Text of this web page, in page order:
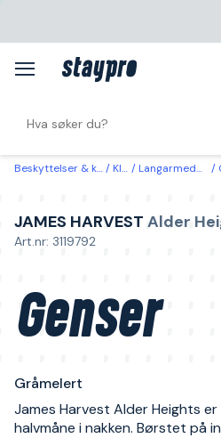
Beskyttelser & klær Klær Langarmede gensere
JAMES HARVEST Alder
Art.nr: 3119792
Genser
Gråmelert
James Harvest Alder Heights
halvmåne i nakken. Børstet på